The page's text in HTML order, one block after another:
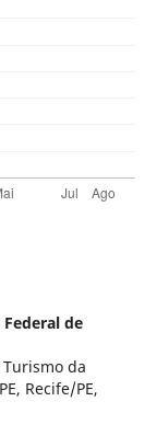
de
da
Recife/PE,